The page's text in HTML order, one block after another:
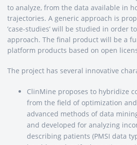
to analyze, from the data available in
trajectories. A generic approach is
’case-studies’ will be studied in order
approach. The final product will be a
platform products based on open
The project has several innovative
ClinMine proposes to hybridize
from the field of optimization
advanced methods of data
and developed for analyzing
describing patients (PMSI data